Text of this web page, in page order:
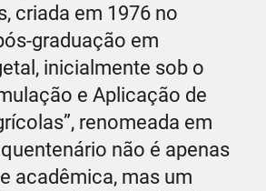
criada em 1976 no
graduação em
inicialmente sob o
e Aplicação de
renomeada em
não é apenas
acadêmica, mas um